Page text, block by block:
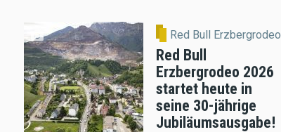
Red Bull Erzbergrodeo
Red Bull
Erzbergrodeo 2026
startet heute in
seine 30-jährige
Jubiläumsausgabe!